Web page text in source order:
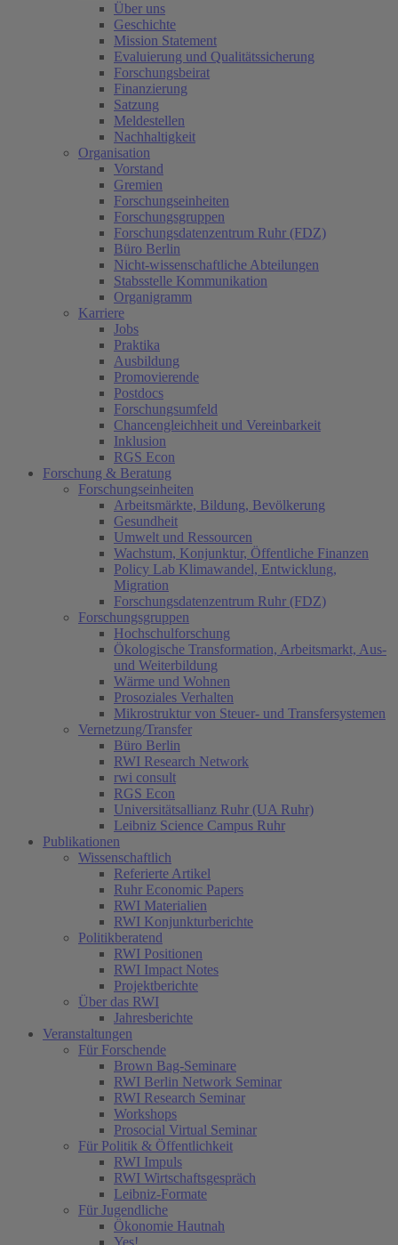
Über uns
Geschichte
Mission Statement
Evaluierung und Qualitätssicherung
Forschungsbeirat
Finanzierung
Satzung
Meldestellen
Nachhaltigkeit
Organisation
Vorstand
Gremien
Forschungseinheiten
Forschungsgruppen
Forschungsdatenzentrum Ruhr (FDZ)
Büro Berlin
Nicht-wissenschaftliche Abteilungen
Stabsstelle Kommunikation
Organigramm
Karriere
Jobs
Praktika
Ausbildung
Promovierende
Postdocs
Forschungsumfeld
Chancengleichheit und Vereinbarkeit
Inklusion
RGS Econ
Forschung & Beratung
Forschungseinheiten
Arbeitsmärkte, Bildung, Bevölkerung
Gesundheit
Umwelt und Ressourcen
Wachstum, Konjunktur, Öffentliche Finanzen
Policy Lab Klimawandel, Entwicklung,
Migration
Forschungsdatenzentrum Ruhr (FDZ)
Forschungsgruppen
Hochschulforschung
Ökologische Transformation, Arbeitsmarkt, Aus-
und Weiterbildung
Wärme und Wohnen
Prosoziales Verhalten
Mikrostruktur von Steuer- und Transfersystemen
Vernetzung/Transfer
Büro Berlin
RWI Research Network
rwi consult
RGS Econ
Universitätsallianz Ruhr (UA Ruhr)
Leibniz Science Campus Ruhr
Publikationen
Wissenschaftlich
Referierte Artikel
Ruhr Economic Papers
RWI Materialien
RWI Konjunkturberichte
Politikberatend
RWI Positionen
RWI Impact Notes
Projektberichte
Über das RWI
Jahresberichte
Veranstaltungen
Für Forschende
Brown Bag-Seminare
RWI Berlin Network Seminar
RWI Research Seminar
Workshops
Prosocial Virtual Seminar
Für Politik & Öffentlichkeit
RWI Impuls
RWI Wirtschaftsgespräch
Leibniz-Formate
Für Jugendliche
Ökonomie Hautnah
Yes!